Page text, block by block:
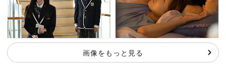
画像をもっと見る